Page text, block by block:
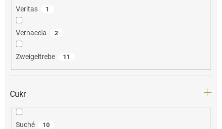
Veritas 1
Vernaccia 2
Zweigeltrebe 11
Cukr
Suché 10